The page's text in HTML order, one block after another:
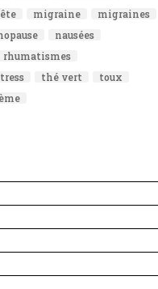
migraine
migraines
nausées
rhumatismes
thé vert
toux